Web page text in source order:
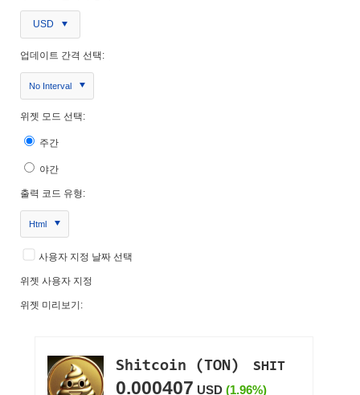
USD
업데이트 간격 선택:
No Interval
위젯 모드 선택:
주간
야간
출력 코드 유형:
Html
사용자 지정 날짜 선택
위젯 사용자 지정
위젯 미리보기: